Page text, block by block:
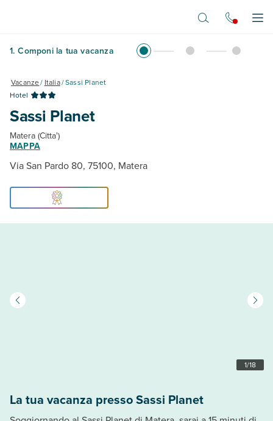
1. Componi la tua vacanza
Vacanze/ Italia/Sassi Planet
Hotel
Sassi Planet
Matera (Citta')
MAPPA
Via San Pardo 80, 75100, Matera
1/18
La tua vacanza presso Sassi Planet